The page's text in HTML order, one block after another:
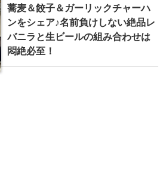
蕎麦＆餃子＆ガーリックチャーハ
ンをシェア♪名前負けしない絶品レ
バニラと生ビールの組み合わせは
悶絶必至！